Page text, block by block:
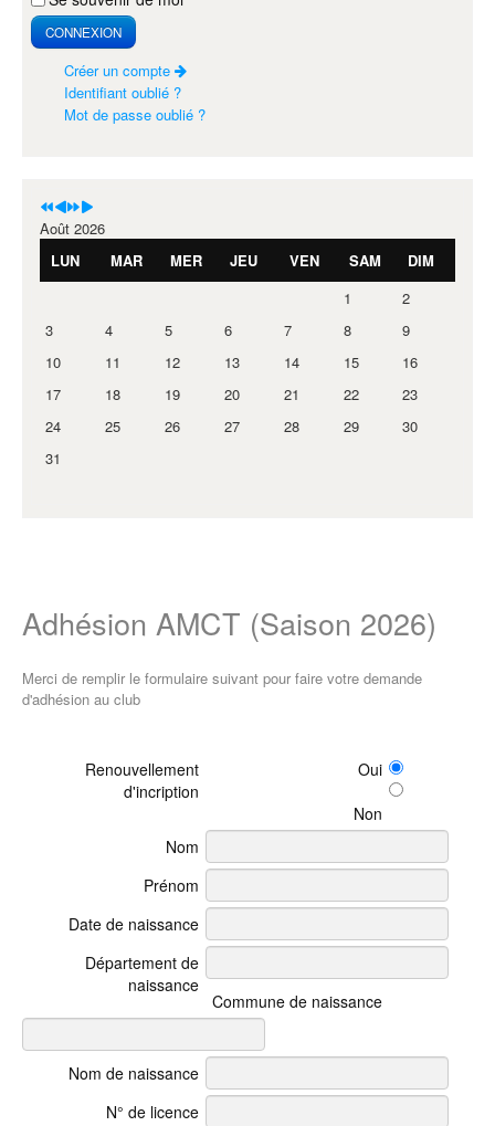
CONNEXION
Créer un compte
Identifiant oublié ?
Mot de passe oublié ?
Août 2026
LUN
MAR MER JEU VEN SAM
DIM
1
2
3
4 5 6 7 8
9
10
11 12 13 14 15
16
17
18 19 20 21 22
23
24
25 26 27 28 29
30
31
Adhésion AMCT (Saison 2026)
Merci de remplir le formulaire suivant pour faire votre demande
d'adhésion au club
Renouvellement
d'incription
Oui
Non
Nom
Prénom
Date de naissance
Département de
naissance
Commune de naissance
Nom de naissance
N° de licence